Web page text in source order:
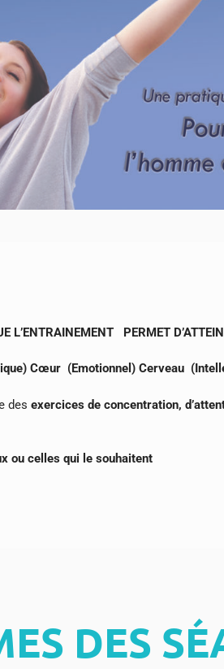
L’ENTRAINEMENT PERMET
Cœur (Emotionnel) Cerveau
des exercices de concentration,
ou celles qui le souhaitent
DES